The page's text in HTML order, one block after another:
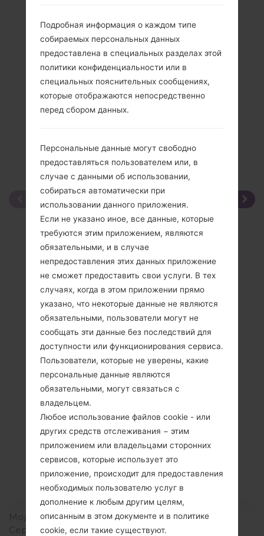
Сравнить
Спецификация
LGGS290(LGGS290)
akaLG Cookie Fresh
Модель и ее характеристики
Модель
LGGS290
Серия
LG Cookie Fresh
Подробная информация о каждом типе
собираемых персональных данных
предоставлена в специальных разделах этой
политики конфиденциальности или в
специальных пояснительных сообщениях,
которые отображаются непосредственно
перед сбором данных.
Персональные данные могут свободно
предоставляться пользователем или, в
случае с данными об использовании,
собираться автоматически при
использовании данного приложения.
Если не указано иное, все данные, которые
требуются этим приложением, являются
обязательными, и в случае
непредоставления этих данных приложение
не сможет предоставить свои услуги. В тех
случаях, когда в этом приложении прямо
указано, что некоторые данные не являются
обязательными, пользователи могут не
сообщать эти данные без последствий для
доступности или функционирования сервиса.
Пользователи, которые не уверены, какие
персональные данные являются
обязательными, могут связаться с
владельцем.
Любое использование файлов cookie - или
других средств отслеживания − этим
приложением или владельцами сторонних
сервисов, которые использует это
приложение, происходит для предоставления
необходимых пользователю услуг в
дополнение к любым другим целям,
описанным в этом документе и в политике
cookie, если такие существуют.